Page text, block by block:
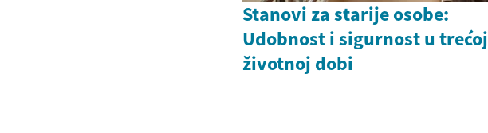
Stanovi za starije osobe:
Udobnost i sigurnost u trećoj
životnoj dobi